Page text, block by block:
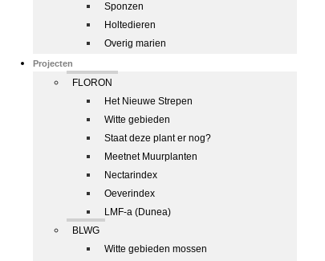
Sponzen
Holtedieren
Overig marien
Projecten
FLORON
Het Nieuwe Strepen
Witte gebieden
Staat deze plant er nog?
Meetnet Muurplanten
Nectarindex
Oeverindex
LMF-a (Dunea)
BLWG
Witte gebieden mossen